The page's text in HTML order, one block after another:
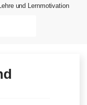
und Lernmotivation